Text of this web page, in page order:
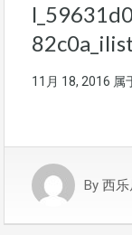
11月 18, 2016 属
By 西乐